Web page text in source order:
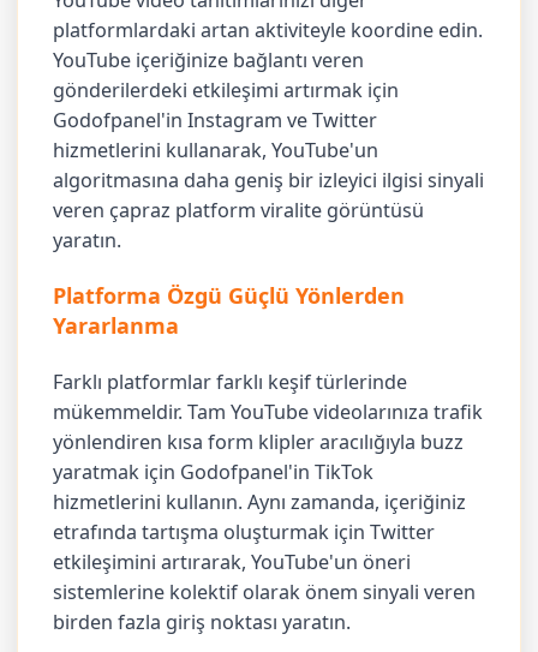
platformlardaki artan aktiviteyle koordine edin.
YouTube içeriğinize bağlantı veren
gönderilerdeki etkileşimi artırmak için
Godofpanel'in Instagram ve Twitter
hizmetlerini kullanarak, YouTube'un
algoritmasına daha geniş bir izleyici ilgisi sinyali
veren çapraz platform viralite görüntüsü
yaratın.
Platforma Özgü Güçlü Yönlerden
Yararlanma
Farklı platformlar farklı keşif türlerinde
mükemmeldir. Tam YouTube videolarınıza trafik
yönlendiren kısa form klipler aracılığıyla buzz
yaratmak için Godofpanel'in TikTok
hizmetlerini kullanın. Aynı zamanda, içeriğiniz
etrafında tartışma oluşturmak için Twitter
etkileşimini artırarak, YouTube'un öneri
sistemlerine kolektif olarak önem sinyali veren
birden fazla giriş noktası yaratın.